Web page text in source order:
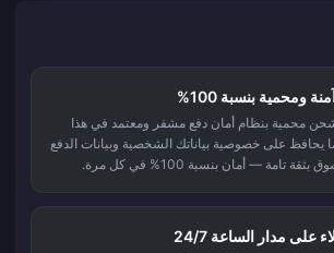
ومحمية بنسبة 100%
محمية بنظام أمان دفع مشفر ومعتمد في هذا
يحافظ على خصوصية بياناتك الشخصية وبيانات الدفع
تامة — أمان بنسبة 100% في كل مرة.
على مدار الساعة 24/7